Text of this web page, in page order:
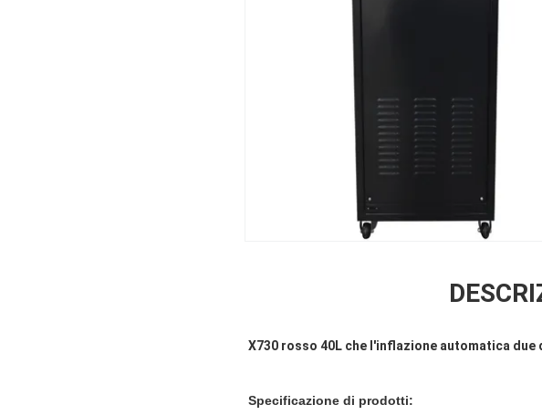
X730 rosso 40L che l'inflazione automatica
Specificazione di prodotti: